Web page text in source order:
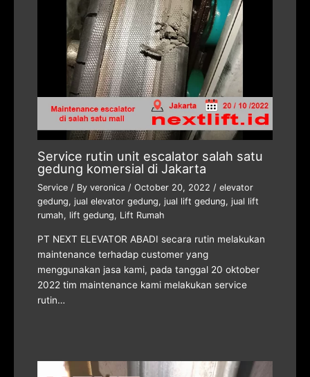
Service rutin unit escalator salah satu
gedung komersial di Jakarta
Service / Byveronica /October 20, 2022 /elevator
gedung, jual elevator gedung, jual lift gedung, jual lift
rumah, lift gedung, Lift Rumah
PT NEXT ELEVATOR ABADI secara rutin melakukan
maintenance terhadap customer yang
menggunakan jasa kami, pada tanggal 20 oktober
2022 tim maintenance kami melakukan service
rutin…